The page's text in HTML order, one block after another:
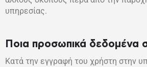
υπηρεσίας.
Ποια προσωπικά δεδομένα
Κατά την εγγραφή του χρήστη στην